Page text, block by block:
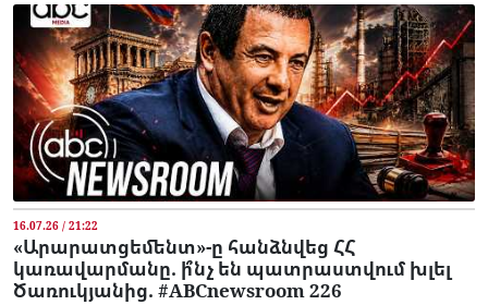
16.07.26 / 21:22
«Արարատցեմենտ»-ը հանձնվեց ՀՀ
կառավարմանը. ի՞նչ են պատրաստվում խլել
Ծառուկյանից. #ABCnewsroom 226